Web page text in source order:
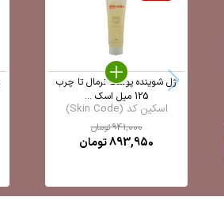
ژل شوینده پوست نرمال تا چرب
125 میل اسک ...
اسکین کد (Skin Code)
941,000تومان
893,950تومان